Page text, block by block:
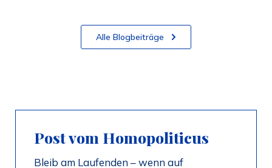
Alle Blogbeiträge
Post vom Homopoliticus
Bleib am Laufenden – wenn auf